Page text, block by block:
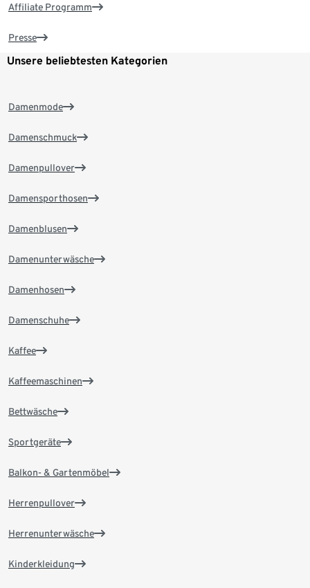
Affiliate Programm
Presse
Unsere beliebtesten Kategorien
Damenmode
Damenschmuck
Damenpullover
Damensporthosen
Damenblusen
Damenunterwäsche
Damenhosen
Damenschuhe
Kaffee
Kaffeemaschinen
Bettwäsche
Sportgeräte
Balkon- & Gartenmöbel
Herrenpullover
Herrenunterwäsche
Kinderkleidung